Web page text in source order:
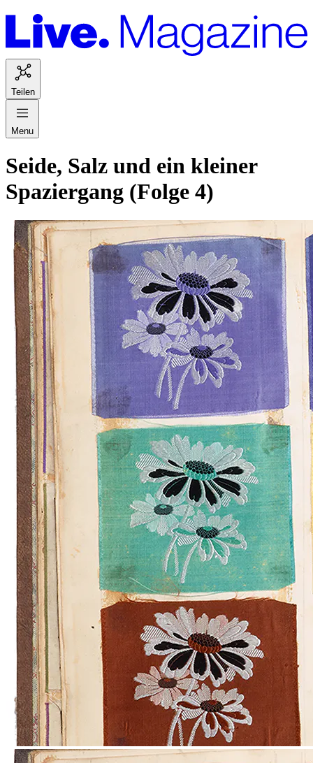
Teilen
Menu
Seide, Salz und ein kleiner
Spaziergang (Folge 4)